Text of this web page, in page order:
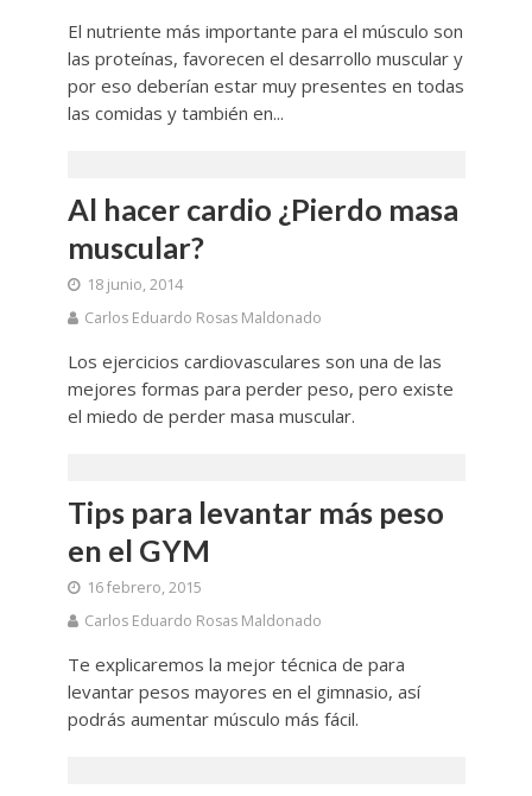
El nutriente más importante para el músculo son
las proteínas, favorecen el desarrollo muscular y
por eso deberían estar muy presentes en todas
las comidas y también en...
Al hacer cardio ¿Pierdo masa
muscular?
18 junio, 2014
Carlos Eduardo Rosas Maldonado
Los ejercicios cardiovasculares son una de las
mejores formas para perder peso, pero existe
el miedo de perder masa muscular.
Tips para levantar más peso
en el GYM
16 febrero, 2015
Carlos Eduardo Rosas Maldonado
Te explicaremos la mejor técnica de para
levantar pesos mayores en el gimnasio, así
podrás aumentar músculo más fácil.